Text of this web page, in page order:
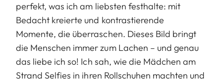
perfekt, was ich am liebsten festhalte: mit
Bedacht kreierte und kontrastierende
Momente, die überraschen. Dieses Bild bringt
die Menschen immer zum Lachen – und genau
das liebe ich so! Ich sah, wie die Mädchen am
Strand Selfies in ihren Rollschuhen machten und